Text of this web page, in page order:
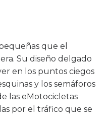
que el
Su diseño delgado
en los puntos ciegos
y los semáforos
las eMotocicletas
por el tráfico que se